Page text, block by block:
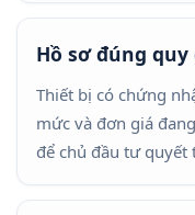
Hồ sơ đúng
Thiết bị có chứng
mức và đơn giá
để chủ đầu tư quyết